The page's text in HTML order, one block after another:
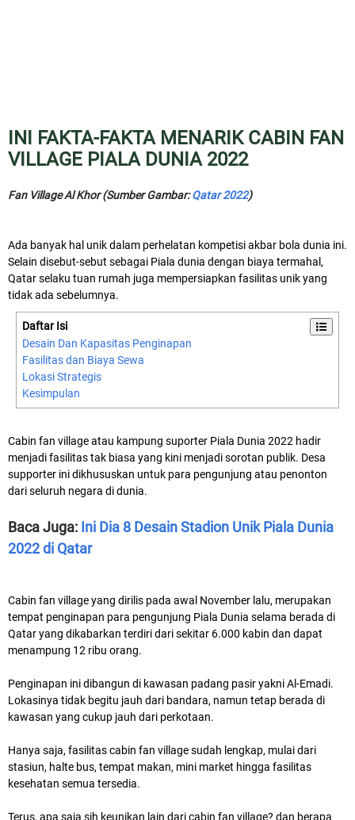
INI FAKTA-FAKTA MENARIK CABIN FAN
VILLAGE PIALA DUNIA 2022
Fan Village Al Khor (Sumber Gambar:Qatar 2022)
Ada banyak hal unik dalam perhelatan kompetisi akbar bola dunia ini.
Selain disebut-sebut sebagai Piala dunia dengan biaya termahal,
Qatar selaku tuan rumah juga mempersiapkan fasilitas unik yang
tidak ada sebelumnya.
Daftar Isi
Desain Dan Kapasitas Penginapan
Fasilitas dan Biaya Sewa
Lokasi Strategis
Kesimpulan
Cabin fan village atau kampung suporter Piala Dunia 2022 hadir
menjadi fasilitas tak biasa yang kini menjadi sorotan publik. Desa
supporter ini dikhususkan untuk para pengunjung atau penonton
dari seluruh negara di dunia.
Baca Juga: Ini Dia 8 Desain Stadion Unik Piala Dunia
2022 di Qatar
Cabin fan village yang dirilis pada awal November lalu, merupakan
tempat penginapan para pengunjung Piala Dunia selama berada di
Qatar yang dikabarkan terdiri dari sekitar 6.000 kabin dan dapat
menampung 12 ribu orang.
Penginapan ini dibangun di kawasan padang pasir yakni Al-Emadi.
Lokasinya tidak begitu jauh dari bandara, namun tetap berada di
kawasan yang cukup jauh dari perkotaan.
Hanya saja, fasilitas cabin fan village sudah lengkap, mulai dari
stasiun, halte bus, tempat makan, mini market hingga fasilitas
kesehatan semua tersedia.
Terus, apa saja sih keunikan lain dari cabin fan village? dan berapa